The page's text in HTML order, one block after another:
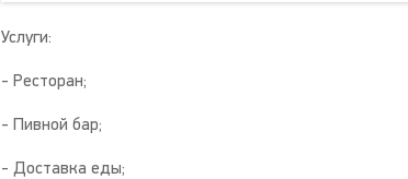
Услуги:
- Ресторан;
- Пивной бар;
- Доставка еды;